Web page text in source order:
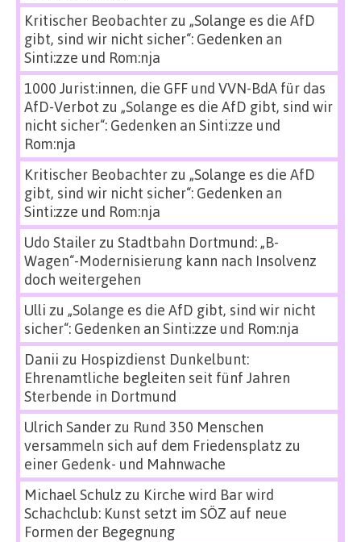
Kritischer Beobachterzu „Solange es die AfD
gibt, sind wir nicht sicher“: Gedenken an
Sinti:zze und Rom:nja
1000 Jurist:innen, die GFF und VVN-BdA für das
AfD-Verbot zu „Solange es die AfD gibt, sind wir
nicht sicher“: Gedenken an Sinti:zze und
Rom:nja
Kritischer Beobachterzu „Solange es die AfD
gibt, sind wir nicht sicher“: Gedenken an
Sinti:zze und Rom:nja
Udo Stailerzu Stadtbahn Dortmund: „B-
Wagen“-Modernisierung kann nach Insolvenz
doch weitergehen
Ulli zu „Solange es die AfD gibt, sind wir nicht
sicher“: Gedenken an Sinti:zze und Rom:nja
Danii zu Hospizdienst Dunkelbunt:
Ehrenamtliche begleiten seit fünf Jahren
Sterbende in Dortmund
Ulrich Sanderzu Rund 350 Menschen
versammeln sich auf dem Friedensplatz zu
einer Gedenk- und Mahnwache
Michael Schulz zu Kirche wird Bar wird
Schachclub: Kunst setzt im SÖZ auf neue
Formen der Begegnung